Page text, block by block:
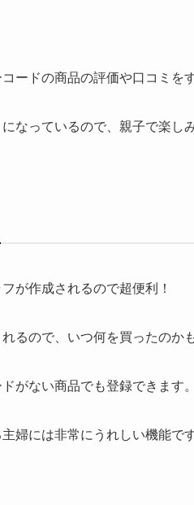
ードの商品の評価や口コミを
なっているので、親子で楽し
が作成されるので超便利！
るので、いつ何を買ったのか
がない商品でも登録できます。
婦には非常にうれしい機能で